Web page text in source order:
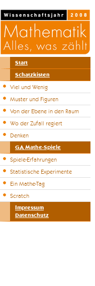
Start
Schatzkisten
Viel und Wenig
Muster und Figuren
Von der Ebene in den Raum
Wo der Zufall regiert
Denken
GA Mathe-Spiele
Spiele-Erfahrungen
Statistische Experimente
Ein Mathe-Tag
Scratch
Impressum
Datenschutz